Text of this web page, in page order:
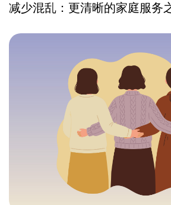
减少混乱：更清晰的家庭服务